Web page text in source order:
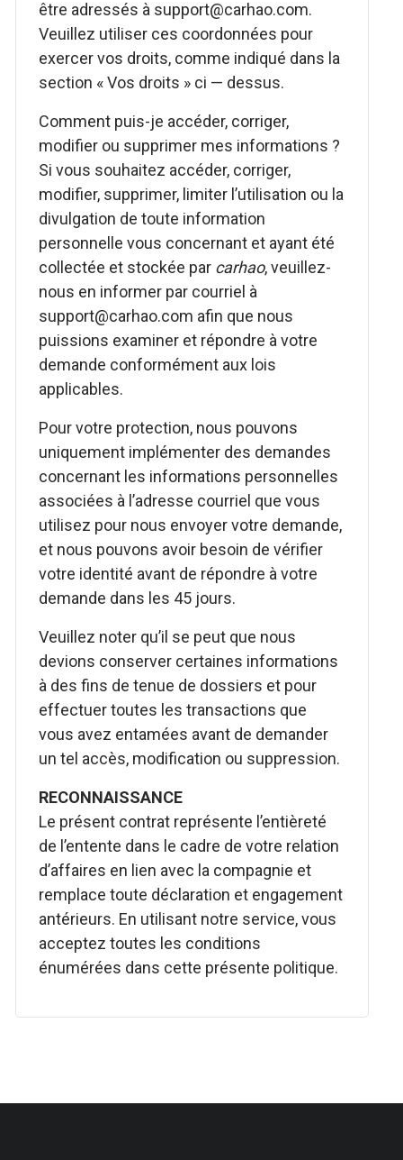
être adressés à support@carhao.com.
Veuillez utiliser ces coordonnées pour
exercer vos droits, comme indiqué dans la
section « Vos droits » ci — dessus.
Comment puis-je accéder, corriger,
modifier ou supprimer mes informations ?
Si vous souhaitez accéder, corriger,
modifier, supprimer, limiter l’utilisation ou la
divulgation de toute information
personnelle vous concernant et ayant été
collectée et stockée par carhao, veuillez-
nous en informer par courriel à
support@carhao.com afin que nous
puissions examiner et répondre à votre
demande conformément aux lois
applicables.
Pour votre protection, nous pouvons
uniquement implémenter des demandes
concernant les informations personnelles
associées à l’adresse courriel que vous
utilisez pour nous envoyer votre demande,
et nous pouvons avoir besoin de vérifier
votre identité avant de répondre à votre
demande dans les 45 jours.
Veuillez noter qu’il se peut que nous
devions conserver certaines informations
à des fins de tenue de dossiers et pour
effectuer toutes les transactions que
vous avez entamées avant de demander
un tel accès, modification ou suppression.
RECONNAISSANCE
Le présent contrat représente l’entièreté
de l’entente dans le cadre de votre relation
d’affaires en lien avec la compagnie et
remplace toute déclaration et engagement
antérieurs. En utilisant notre service, vous
acceptez toutes les conditions
énumérées dans cette présente politique.